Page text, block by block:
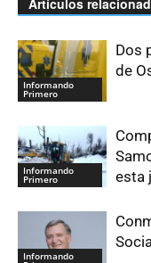
Artículos
Informando
Primero
Dos
de
Informando
Primero
esta
Informando